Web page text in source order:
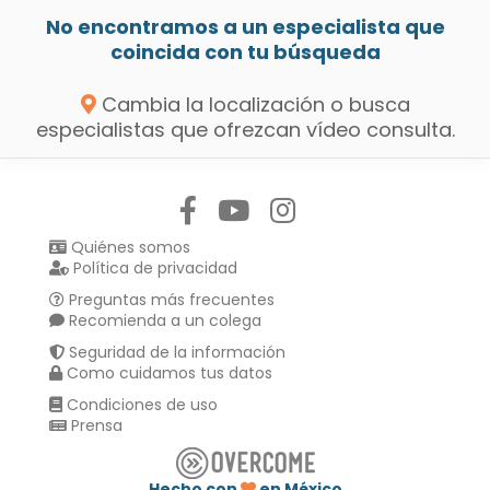
No encontramos a un especialista que
coincida con tu búsqueda
Cambia la localización o busca
especialistas que ofrezcan vídeo consulta.
Quiénes somos
Política de privacidad
Preguntas más frecuentes
Recomienda a un colega
Seguridad de la información
Como cuidamos tus datos
Condiciones de uso
Prensa